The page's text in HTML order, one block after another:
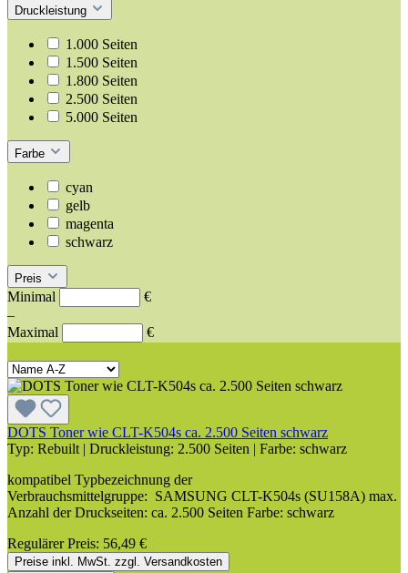
Druckleistung
1.000 Seiten
1.500 Seiten
1.800 Seiten
2.500 Seiten
5.000 Seiten
Farbe
cyan
gelb
magenta
schwarz
Preis
Minimal
€
–
Maximal
€
DOTS Toner wie CLT-K504s ca. 2.500 Seiten schwarz
Typ: Rebuilt | Druckleistung: 2.500 Seiten | Farbe: schwarz
kompatibel Typbezeichnung der
Verbrauchsmittelgruppe: SAMSUNG CLT-K504s (SU158A) max.
Anzahl der Druckseiten: ca. 2.500 Seiten Farbe: schwarz
Regulärer Preis: 56,49 €
Preise inkl. MwSt. zzgl. Versandkosten